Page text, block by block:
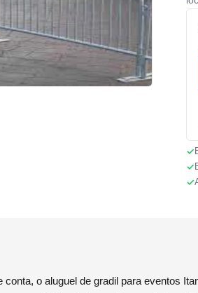
o aluguel de gradil para eventos